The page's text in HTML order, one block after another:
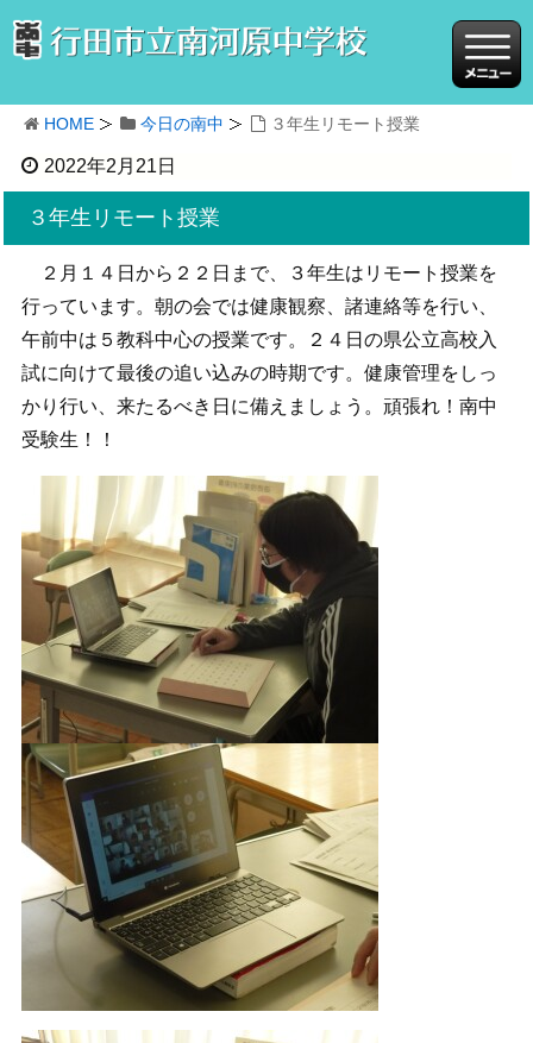
HOME 今日の南中 ３年生リモート授業
2022年2月21日
３年生リモート授業
２月１４日から２２日まで、３年生はリモート授業を
行っています。朝の会では健康観察、諸連絡等を行い、
午前中は５教科中心の授業です。２４日の県公立高校入
試に向けて最後の追い込みの時期です。健康管理をしっ
かり行い、来たるべき日に備えましょう。頑張れ！南中
受験生！！